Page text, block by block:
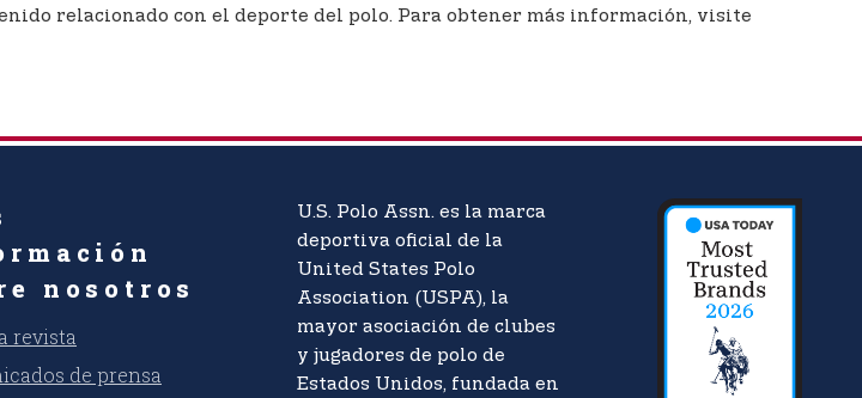
relacionado con el deporte del polo. Para obtener más información, visite
nosotros
revista
de prensa
U.S. Polo Assn. es la marca
deportiva oficial de la
United States Polo
Association (USPA), la
mayor asociación de clubes
y jugadores de polo de
Estados Unidos, fundada en